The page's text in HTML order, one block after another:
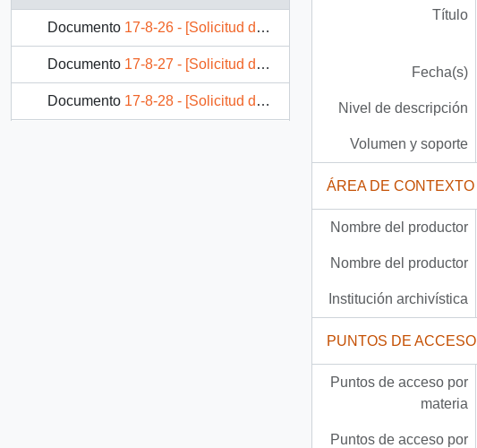
Documento 17-8-26 - [Solicitud de audiencia con S.E. el Presidente de la República para el Sr. José Luis Sacre González].
Documento 17-8-27 - [Solicitud de audiencia a S.E. el Presidente de la República de Don Jacobo Hei Paoa, Gobernador de Isla de Pascua].
Documento 17-8-28 - [Solicitud de audiencia con S.E. el Presidente de la República, para el señor John Prescott, Presidente de The Broken Hill Propietary Limited].
Título
Fecha(s)
Nivel de descripción
Volumen y soporte
ÁREA DE CONTEXTO
Nombre del productor
Nombre del productor
Institución archivística
PUNTOS DE ACCESO
Puntos de acceso por
materia
Puntos de acceso por